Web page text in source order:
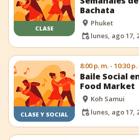
CLASE
Bachata
Phuket
lunes, ago 17,
CLASE Y SOCIAL
8:00 p. m. - 10:30 p.
Baile Social
Food Market
Koh Samui
lunes, ago 17,